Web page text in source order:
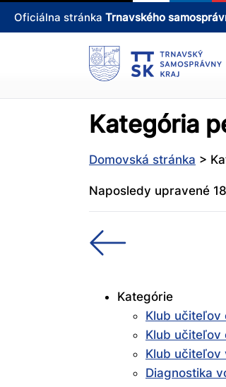
Oficiálna stránka Trnavského
Kategória
Domovská stránka >
Naposledy upravené
Kategórie
Klub učiteľov
Klub učiteľov
Klub učiteľov
Diagnostika